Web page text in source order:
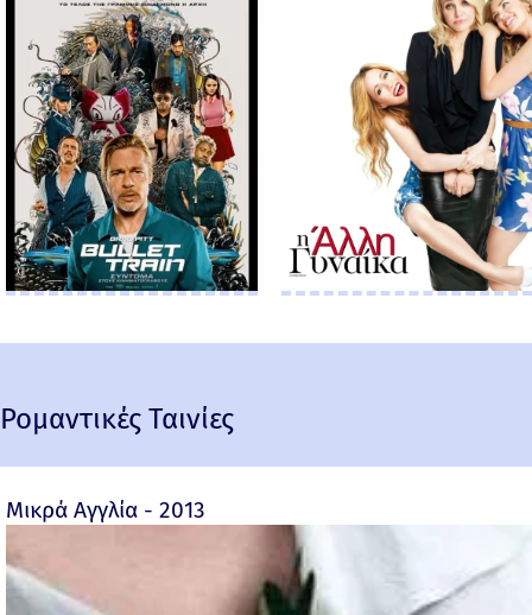
Ρομαντικές Ταινίες
Μικρά Αγγλία - 2013